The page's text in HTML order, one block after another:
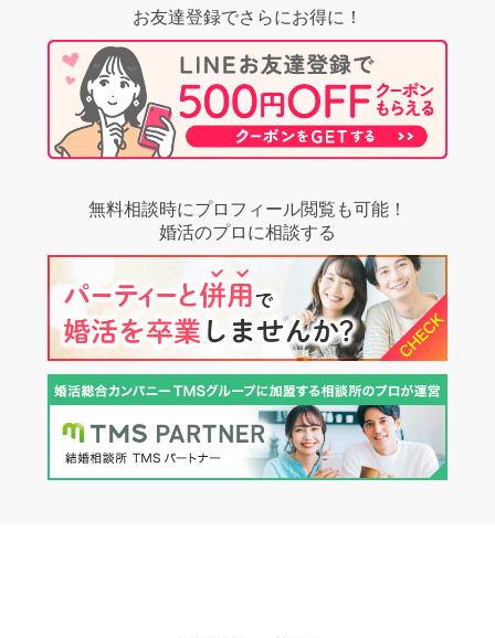
お友達登録でさらにお得に！
無料相談時にプロフィール閲覧も可能！
婚活のプロに相談する